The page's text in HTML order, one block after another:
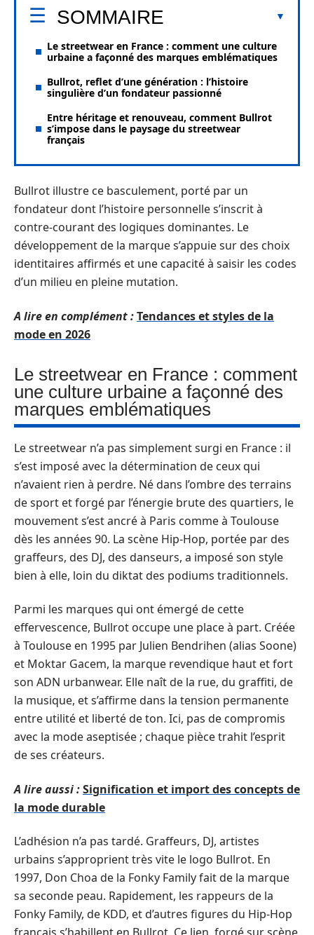
SOMMAIRE
Le streetwear en France : comment une culture
urbaine a façonné des marques emblématiques
Bullrot, reflet d’une génération : l’histoire
singulière d’un fondateur passionné
Entre héritage et renouveau, comment Bullrot
s’impose dans le paysage du streetwear
français
Bullrot illustre ce basculement, porté par un
fondateur dont l’histoire personnelle s’inscrit à
contre-courant des logiques dominantes. Le
développement de la marque s’appuie sur des choix
identitaires affirmés et une capacité à saisir les codes
d’un milieu en pleine mutation.
A lire en complément :Tendances et styles de la
mode en 2026
Le streetwear en France : comment
une culture urbaine a façonné des
marques emblématiques
Le streetwear n’a pas simplement surgi en France : il
s’est imposé avec la détermination de ceux qui
n’avaient rien à perdre. Né dans l’ombre des terrains
de sport et forgé par l’énergie brute des quartiers, le
mouvement s’est ancré à Paris comme à Toulouse
dès les années 90. La scène Hip-Hop, portée par des
graffeurs, des DJ, des danseurs, a imposé son style
bien à elle, loin du diktat des podiums traditionnels.
Parmi les marques qui ont émergé de cette
effervescence, Bullrot occupe une place à part. Créée
à Toulouse en 1995 par Julien Bendrihen (alias Soone)
et Moktar Gacem, la marque revendique haut et fort
son ADN urbanwear. Elle naît de la rue, du graffiti, de
la musique, et s’affirme dans la tension permanente
entre utilité et liberté de ton. Ici, pas de compromis
avec la mode aseptisée ; chaque pièce trahit l’esprit
de ses créateurs.
A lire aussi :Signification et import des concepts de
la mode durable
L’adhésion n’a pas tardé. Graffeurs, DJ, artistes
urbains s’approprient très vite le logo Bullrot. En
1997, Don Choa de la Fonky Family fait de la marque
sa seconde peau. Rapidement, les rappeurs de la
Fonky Family, de KDD, et d’autres figures du Hip-Hop